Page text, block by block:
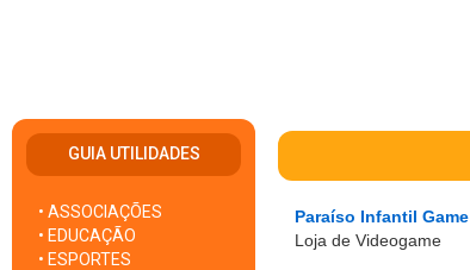
GUIA UTILIDADES
• ASSOCIAÇÕES
• EDUCAÇÃO
• ESPORTES
Paraíso Infantil Game
Loja de Videogame